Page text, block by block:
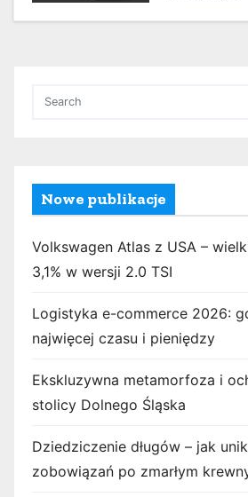
Nowe publikacje
Volkswagen Atlas z USA –
3,1% w wersji 2.0 TSI
Logistyka e-commerce 2026:
najwięcej czasu i pieniędzy
Ekskluzywna metamorfoza i
stolicy Dolnego Śląska
Dziedziczenie długów – jak
zobowiązań po zmarłym